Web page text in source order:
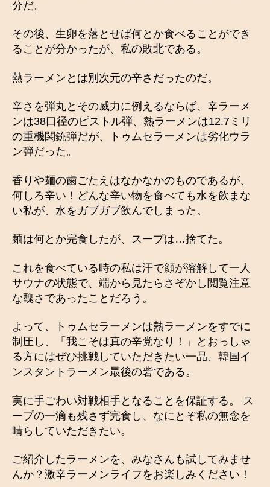
分だ。
その後、生卵を落とせば何とか食べることができ
ることが分かったが、私の敗北である。
熱ラーメンとは別次元の辛さだったのだ。
辛さを弾丸とその威力に例えるならば、辛ラーメ
ンは38口径のピストル弾、熱ラーメンは12.7ミリ
の重機関銃弾だが、トゥムセラーメンは劣化ウラ
ン弾だった。
香りや麺の歯ごたえはなかなかのものであるが、
何しろ辛い！どんな辛い物を食べても水を飲まな
い私が、水をガブガブ飲んでしまった。
麺は何とか完食したが、スープは…捨てた。
これを食べている時の私は汗で顔が溶解して一人
サウナの状態で、端から見たらさぞかし閲覧注意
な醜さであったことだろう。
よって、トゥムセラーメンは熱ラーメンをすでに
制圧し、「我こそは真の辛党なり！」とおっしゃ
る方にはぜひ挑戦していただきたい一品、韓国イ
ンスタントラーメン最後の砦である。
実に手ごわい対戦相手となることを保証する。 ス
ープの一滴も残さず完食し、なにとぞ私の無念を
晴らしていただきたい。
ご紹介したラーメンを、みなさんも試してみませ
んか？激辛ラーメンライフをお楽しみください！